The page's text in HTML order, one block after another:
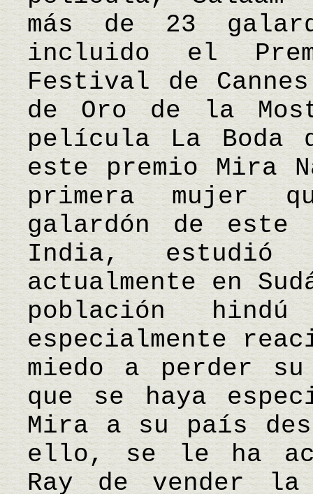
más de 23
incluido el
Festival de
de Oro de la
película La Boda
este premio Mira
primera mujer
galardón de
India, estudió
actualmente en
población
especialmente
miedo a perder
que se haya
Mira a su país
ello, se le ha
Ray de vender